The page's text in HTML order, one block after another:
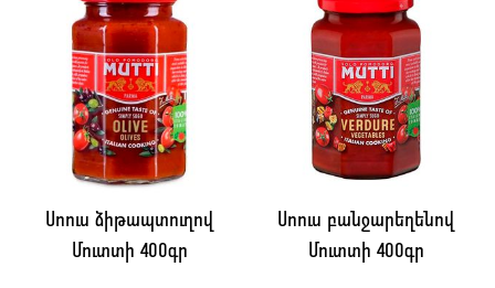
Սոուս ձիթապտուղով
Մուտտի 400գր
Սոուս բանջարեղենով
Մուտտի 400գր